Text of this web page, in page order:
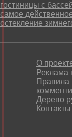
гостиницы с
самое
остекление
О
Реклама
Правила
Дерево
Контакты